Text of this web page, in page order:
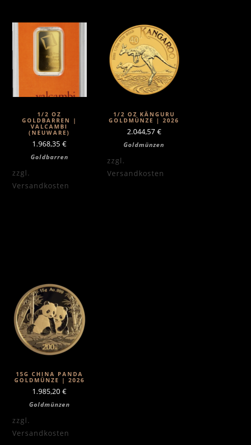
1/2 OZ
GOLDBARREN |
VALCAMBI
(NEUWARE)
1.968,35€
Goldbarren
zzgl.
Versandkosten
1/2 OZ KÄNGURU
GOLDMÜNZE | 2026
2.044,57 €
Goldmünzen
zzgl.
Versandkosten
15G CHINA PANDA
GOLDMÜNZE | 2026
1.985,20€
Goldmünzen
zzgl.
Versandkosten